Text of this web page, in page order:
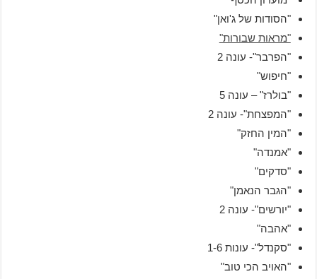
"הסודות של ג'ואן"
"מראות שבורות"
"הפרבר"- עונה 2
"חיפוש"
"בולרז" – עונה 5
"המפצחת"- עונה 2
"המין החזק"
"אמנדה"
"סדקים"
"הגבר הנאמן"
"יורשים"- עונה 2
"אהבה"
"סקנדל"- עונות 1-6
"האויב הכי טוב"